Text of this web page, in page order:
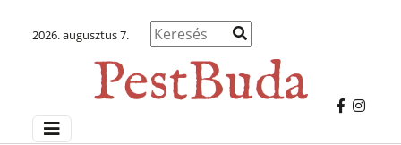
2026. augusztus 7.